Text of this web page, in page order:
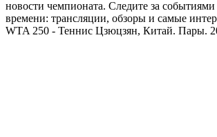
новости чемпионата. Следите за
времени: трансляции, обзоры и самые
WTA 250 - Теннис Цзюцзян, Китай. Пары.